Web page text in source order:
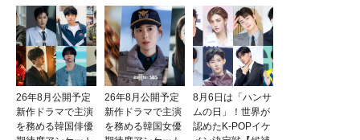
26年8月公開予定
新作ドラマで主演
を務める韓国俳優
26年8月公開予定
新作ドラマで主演
を務める韓国女優
8月6日は「ハンサ
ムの日」！世界が
認めたK-POPイケ